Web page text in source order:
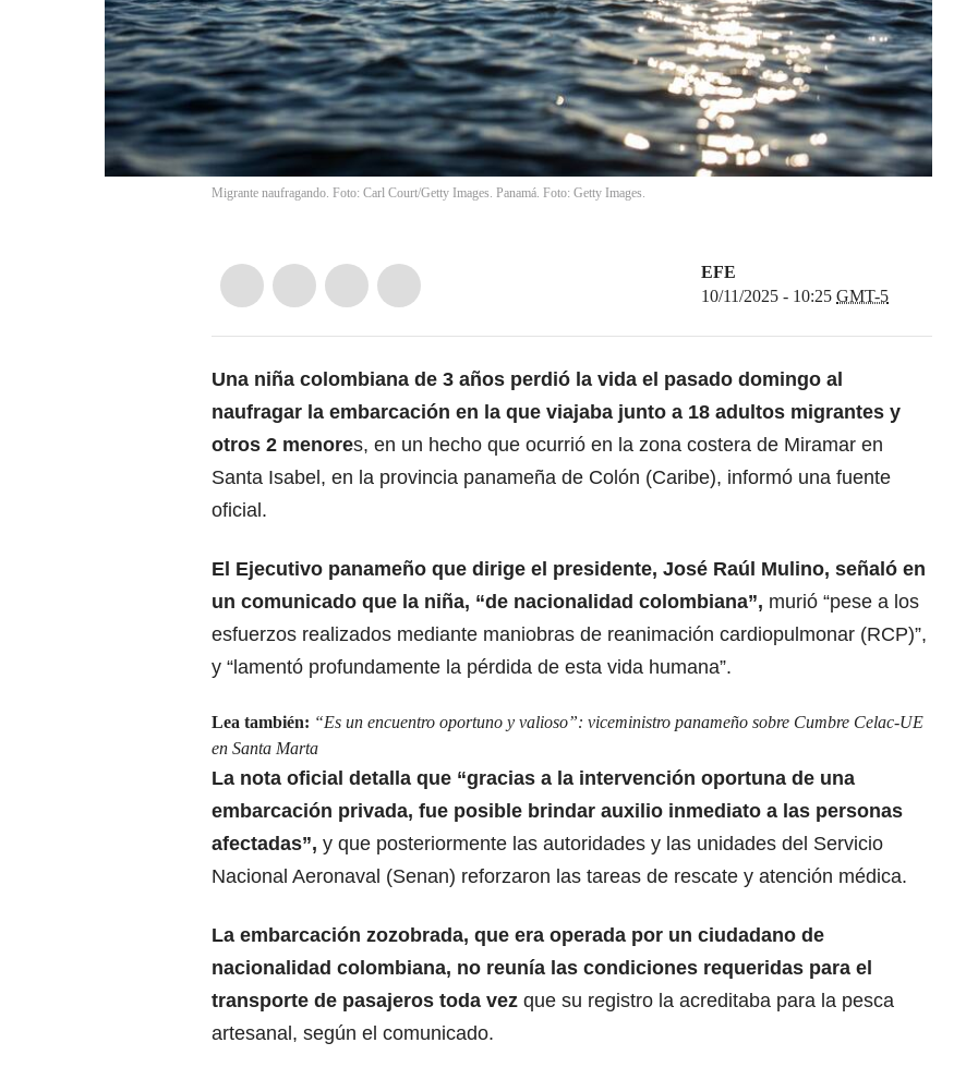
Migrante naufragando. Foto: Carl Court/Getty Images. Panamá. Foto: Getty Images.
EFE
10/11/2025 - 10:25 GMT-5
Una niña colombiana de 3 años perdió la vida el pasado domingo al
naufragar la embarcación en la que viajaba junto a 18 adultos migrantes y
otros 2 menores, en un hecho que ocurrió en la zona costera de Miramar en
Santa Isabel, en la provincia panameña de Colón (Caribe), informó una fuente
oficial.
El Ejecutivo panameño que dirige el presidente, José Raúl Mulino, señaló en
un comunicado que la niña, “de nacionalidad colombiana”, murió “pese a los
esfuerzos realizados mediante maniobras de reanimación cardiopulmonar (RCP)”,
y “lamentó profundamente la pérdida de esta vida humana”.
Lea también: “Es un encuentro oportuno y valioso”: viceministro panameño sobre Cumbre Celac-UE
en Santa Marta
La nota oficial detalla que “gracias a la intervención oportuna de una
embarcación privada, fue posible brindar auxilio inmediato a las personas
afectadas”, y que posteriormente las autoridades y las unidades del Servicio
Nacional Aeronaval (Senan) reforzaron las tareas de rescate y atención médica.
La embarcación zozobrada, que era operada por un ciudadano de
nacionalidad colombiana, no reunía las condiciones requeridas para el
transporte de pasajeros toda vez que su registro la acreditaba para la pesca
artesanal, según el comunicado.